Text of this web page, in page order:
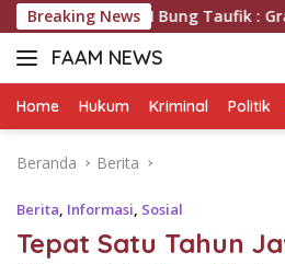
Langsung
ke
konten
Breaking News
Taufik : Gratis…
FAAM NEWS
Mengungkap
Mengawal
Home Hukum Kriminal Politik
Beranda Berita
Berita, Informasi, Sosial
Tepat Satu Tahun